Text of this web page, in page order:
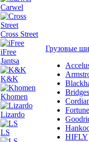
Carwel
Cross Street
iFree
Jantsa
K&K
Khomen
Lizardo
LS
Грузовые
Fortune
HIFLY